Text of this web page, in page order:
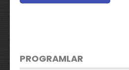
PROGRAMLAR